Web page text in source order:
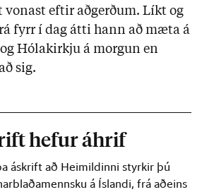
vonast eftir aðgerðum. Líkt og
fyrr í dag átti hann að mæta á
Hólakirkju á morgun en
sig.
hefur áhrif
áskrift að Heimildinni styrkir þú
á Íslandi, frá aðeins